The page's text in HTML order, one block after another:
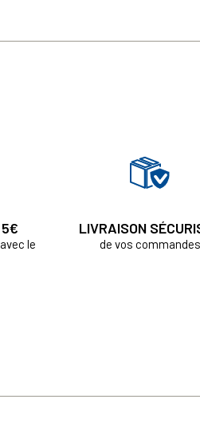
5€
le
LIVRAISON
de vos commandes